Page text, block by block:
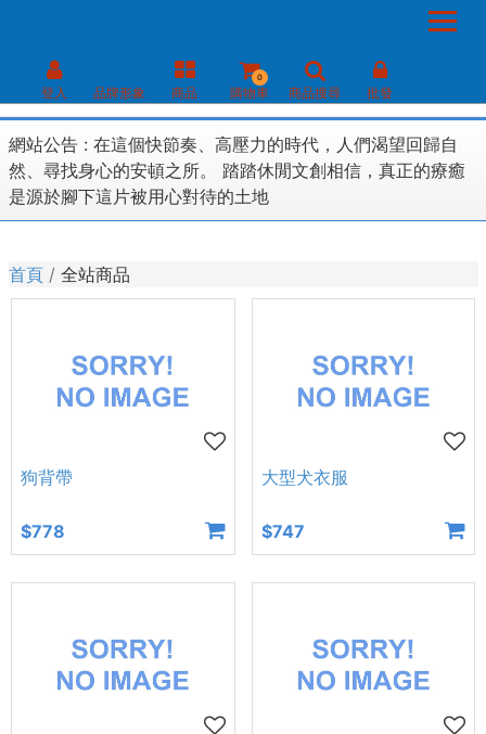
網站公告 : 在這個快節奏、高壓力的時代，人們渴望回歸自
然、尋找身心的安頓之所。 踏踏休閒文創相信，真正的療癒
是源於腳下這片被用心對待的土地
登入 品牌形象 商品 購物車
0
商品搜尋 批發
首頁 全站商品
狗背帶
$778
大型犬衣服
$747